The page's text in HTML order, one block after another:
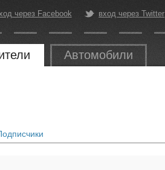
через Facebook вход через Twitter
Автомобили